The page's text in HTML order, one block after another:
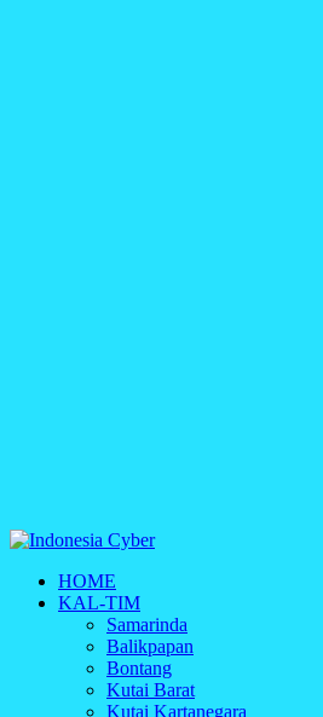
Indonesia Cyber
Media Cetak, Online & Streaming
HOME
KAL-TIM
Samarinda
Balikpapan
Bontang
Kutai Barat
Kutai Kartanegara